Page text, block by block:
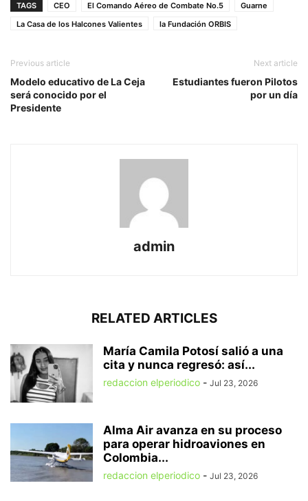
TAGS CEO El Comando Aéreo de Combate No.5
Guarne
La Casa de los Halcones Valientes
la Fundación ORBIS
Previous article
Modelo educativo de La Ceja
será conocido por el
Presidente
Next article
Estudiantes fueron Pilotos
por un día
admin
RELATED ARTICLES
María Camila Potosí salió a una
cita y nunca regresó: así...
redaccion elperiodico - Jul 23, 2026
Alma Air avanza en su proceso
para operar hidroaviones en
Colombia...
redaccion elperiodico - Jul 23, 2026